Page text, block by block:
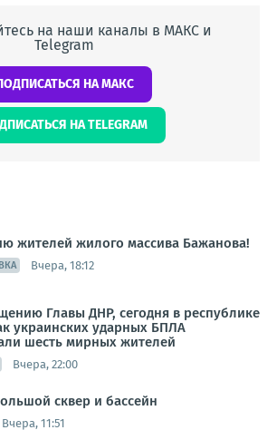
на наши каналы в МАКС и
Telegram
НА МАКС
НА TELEGRAM
жителей жилого массива Бажанова!
Вчера, 18:12
Главы ДНР, сегодня в республике
украинских ударных БПЛА
шесть мирных жителей
Вчера, 22:00
сквер и бассейн
Вчера, 11:51